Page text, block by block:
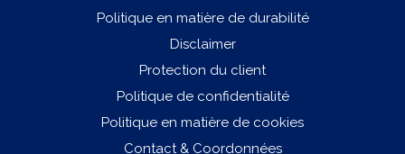
Politique en matière de durabilité
Disclaimer
Protection du client
Politique de confidentialité
Politique en matière de cookies
Contact & Coordonnées